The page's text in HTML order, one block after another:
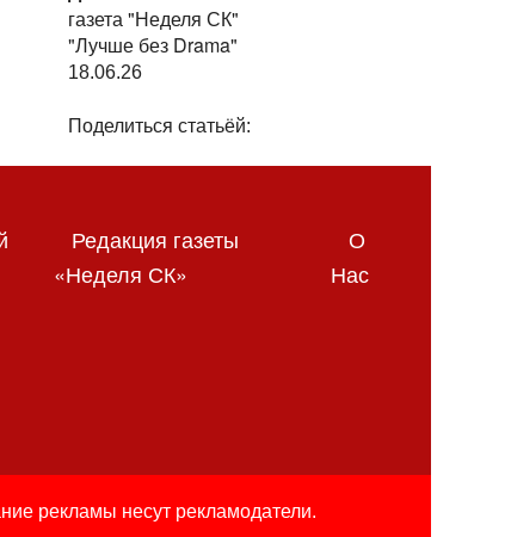
газета "Неделя СК"
"Лучше без Drama"
18.06.26
Поделиться статьёй:
Редакция газеты
«Неделя СК»
О
Нас
рекламы несут рекламодатели.